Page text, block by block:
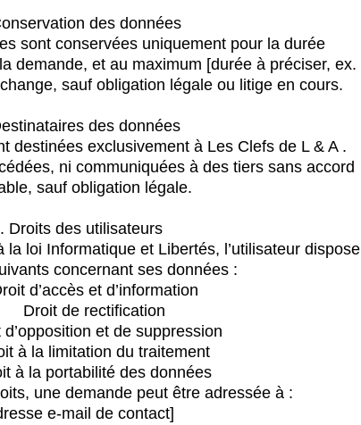
des données
sont conservées uniquement pour la durée
demande, et au maximum [durée à préciser, ex.
sauf obligation légale ou litige en cours.
des données
destinées exclusivement à Les Clefs de L & A .
ni communiquées à des tiers sans accord
sauf obligation légale.
Droits des utilisateurs
loi Informatique et Libertés, l’utilisateur dispose
concernant ses données :
d’accès et d’information
Droit de rectification
d’opposition et de suppression
à la limitation du traitement
à la portabilité des données
une demande peut être adressée à :
e-mail de contact]